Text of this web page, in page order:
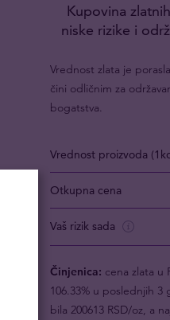
Kupovina
niske rizike i
Vrednost zlata je
čini odličnim za
bogatstva.
Vrednost proizvoda
Otkupna cena
Vaš rizik sada
Činjenica: cena zlata u
106.33% u poslednjih 3
bila 200613 RSD/oz, a